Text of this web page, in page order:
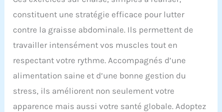
constituent une stratégie efficace pour lutter
contre la graisse abdominale. Ils permettent de
travailler intensément vos muscles tout en
respectant votre rythme. Accompagnés d’une
alimentation saine et d’une bonne gestion du
stress, ils améliorent non seulement votre
apparence mais aussi votre santé globale. Adoptez